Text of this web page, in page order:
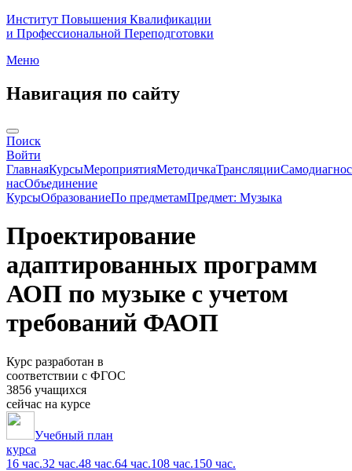
Институт Повышения Квалификации
и Профессиональной Переподготовки
Меню
Навигация по сайту
Поиск
Войти
ГлавнаяКурсыМероприятияМетодичкаТрансляции
насОбъединение
КурсыОбразованиеПо предметамПредмет: Музыка
Проектирование
адаптированных программ
АОП по музыке с учетом
требований ФАОП
Курс разработан в
соответствии с ФГОС
3856 учащихся
сейчас на курсе
Учебный план
курса
16 час.32 час.48 час.64 час.108 час.150 час.